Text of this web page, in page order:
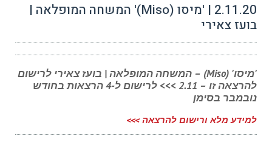
2.11.20 | 'מיסו (Miso)' המשחה המופלאה |
בועז צאירי
'מיסו' (Miso) – המשחה המופלאה | בועז צאירי לרישום
להרצאה זו – 2.11 >>> לרישום ל-4 הרצאות בחודש
נובמבר בסימן
למידע מלא ורישום להרצאה >>>